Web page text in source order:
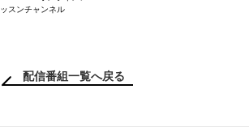
ッスンチャンネル
配信番組一覧へ戻る